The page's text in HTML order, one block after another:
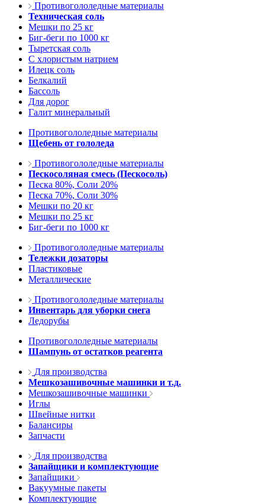
Противогололедные материалы
Техническая соль
Мешки по 25 кг
Биг-беги по 1000 кг
Тыретская соль
С хлористым натрием
Илецк соль
Белкалий
Бассоль
Для дорог
Галит минеральный
Противогололедные материалы
Щебень от гололеда
Противогололедные материалы
Пескосоляная смесь (Пескосоль)
Песка 80%, Соли 20%
Песка 70%, Соли 30%
Мешки по 20 кг
Мешки по 25 кг
Биг-беги по 1000 кг
Противогололедные материалы
Тележки дозаторы
Пластиковые
Металлические
Противогололедные материалы
Инвентарь для уборки снега
Ледорубы
Противогололедные материалы
Шампунь от остатков реагента
Для производства
Мешкозашивочные машинки и т.д.
Мешкозашивочные машинки
Иглы
Швейные нитки
Балансиры
Запчасти
Для производства
Запайщики и комплектующие
Запайщики
Вакуумные пакеты
Комплектующие